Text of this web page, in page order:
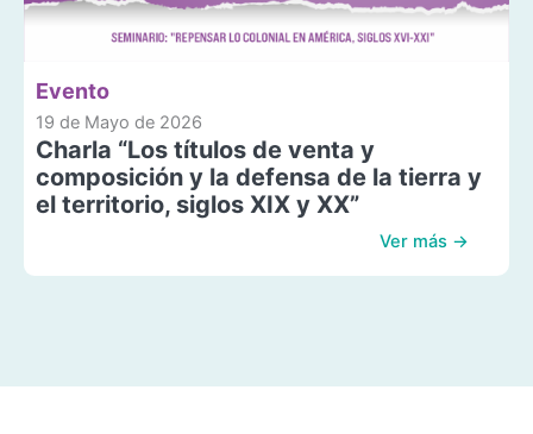
Evento
19 de Mayo de 2026
Charla “Los títulos de venta y
composición y la defensa de la tierra y
el territorio, siglos XIX y XX”
Ver más →